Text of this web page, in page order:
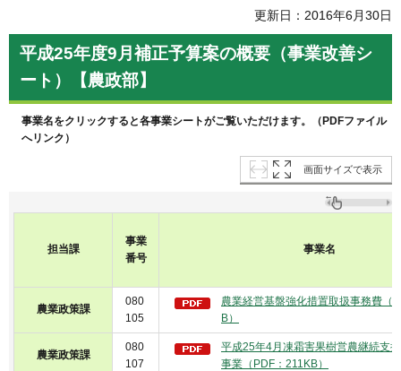
更新日：2016年6月30日
平成25年度9月補正予算案の概要（事業改善シ
ート）【農政部】
事業名をクリックすると各事業シートがご覧いただけます。（PDFファイル
へリンク）
画面サイズで表示
担当課
事業
番号
事業名
農業政策課
080
105
農業経営基盤強化措置取扱事務費（
B）
農業政策課
080
107
平成25年4月凍霜害果樹営農継続支
事業（PDF：211KB）